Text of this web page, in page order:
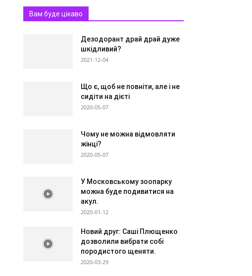
Вам буде цікаво
Дезодорант драй драй дуже
шкідливий?
2021-12-04
Що є, щоб не повніти, але і не
сидіти на дієті
2020-05-07
Чому не можна відмовляти
жінці?
2020-05-07
У Московському зоопарку
можна буде подивитися на
акул.
2020-01-12
Новий друг: Саші Плющенко
дозволили вибрати собі
породистого щеняти.
2020-03-29